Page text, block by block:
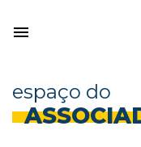
espaço do